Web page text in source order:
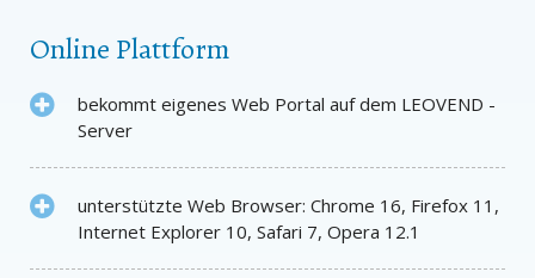
Online Plattform
bekommt eigenes Web Portal auf dem LEOVEND -
Server
unterstützte Web Browser: Chrome 16, Firefox 11,
Internet Explorer 10, Safari 7, Opera 12.1